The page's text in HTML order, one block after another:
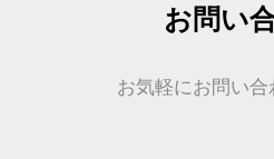
お問い
お気軽にお問い